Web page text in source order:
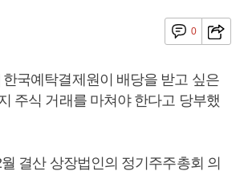
0
국예탁결제원이 배당을 받고 싶은
주식 거래를 마쳐야 한다고 당부했
결산 상장법인의 정기주주총회 의